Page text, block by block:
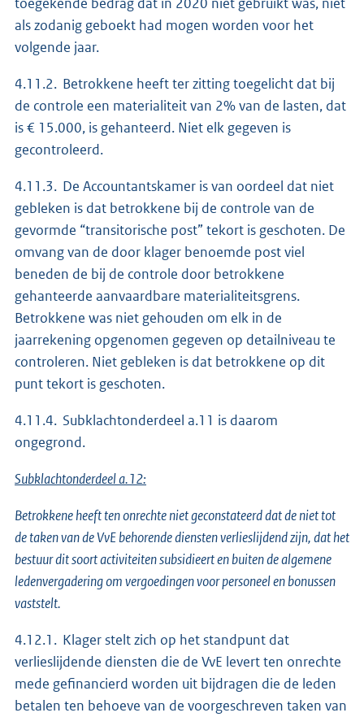
als zodanig geboekt had mogen worden voor het
volgende jaar.
4.11.2. Betrokkene heeft ter zitting toegelicht dat bij
de controle een materialiteit van 2% van de lasten, dat
is € 15.000, is gehanteerd. Niet elk gegeven is
gecontroleerd.
4.11.3. De Accountantskamer is van oordeel dat niet
gebleken is dat betrokkene bij de controle van de
gevormde “transitorische post” tekort is geschoten. De
omvang van de door klager benoemde post viel
beneden de bij de controle door betrokkene
gehanteerde aanvaardbare materialiteitsgrens.
Betrokkene was niet gehouden om elk in de
jaarrekening opgenomen gegeven op detailniveau te
controleren. Niet gebleken is dat betrokkene op dit
punt tekort is geschoten.
4.11.4. Subklachtonderdeel a.11 is daarom
ongegrond.
Subklachtonderdeel a.12:
Betrokkene heeft ten onrechte niet geconstateerd dat de niet tot
de taken van de VvE behorende diensten verlieslijdend zijn, dat het
bestuur dit soort activiteiten subsidieert en buiten de algemene
ledenvergadering om vergoedingen voor personeel en bonussen
vaststelt.
4.12.1. Klager stelt zich op het standpunt dat
verlieslijdende diensten die de VvE levert ten onrechte
mede gefinancierd worden uit bijdragen die de leden
betalen ten behoeve van de voorgeschreven taken van